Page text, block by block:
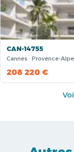
CAN-14755
Cannes · Provence-
208 220 €